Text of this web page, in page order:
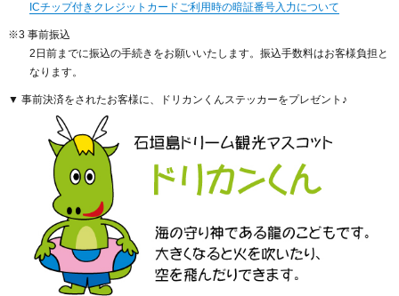
ICチップ付きクレジットカードご利用時の暗証番号入力について
※3 事前振込
2日前までに振込の手続きをお願いいたします。振込手数料はお客様負担と
なります。
▼ 事前決済をされたお客様に、ドリカンくんステッカーをプレゼント♪